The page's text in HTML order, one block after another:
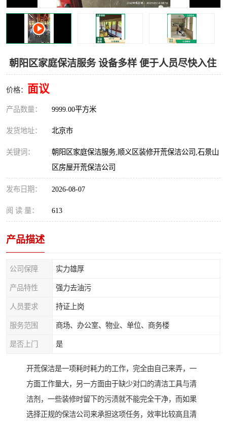
朝阳区家庭保洁服务 设备多样 便于人员尽快入住
价格： 面议
产品数量： 9999.00平方米
发货地址： 北京市
关键词：
朝阳区家庭保洁服务,顺义区装修开荒保洁公司,石景山
区房屋开荒保洁公司
发布日期： 2026-08-07
阅 读 量： 613
产品描述
公司保障 实力雄厚
产品特性 强力去油污
人员要求 持证上岗
服务范围 商场、办公室、物业、单位、商务楼
是否上门 是
开荒保洁是一项耗时耗力的工作，完全由自己来弄，一
方面工作量大，另一方面由于缺少对口的清洁工具与清
洁剂，一些装修时留下的污渍就不能完全干净，而如果
选择正规的保洁公司来承担这项任务，效率比较高且清